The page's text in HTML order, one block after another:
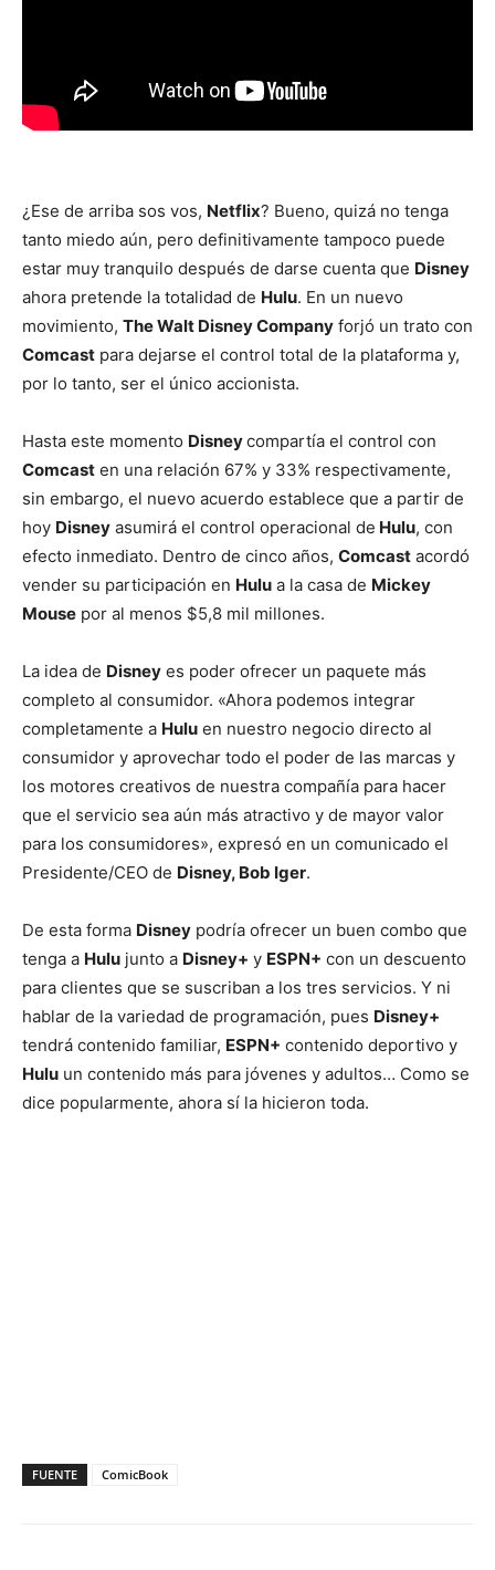
¿Ese de arriba sos vos, Netflix? Bueno, quizá no tenga
tanto miedo aún, pero definitivamente tampoco puede
estar muy tranquilo después de darse cuenta que Disney
ahora pretende la totalidad de Hulu. En un nuevo
movimiento, The Walt Disney Company forjó un trato con
Comcast para dejarse el control total de la plataforma y,
por lo tanto, ser el único accionista.
Hasta este momento Disneycompartía el control con
Comcast en una relación 67% y 33% respectivamente,
sin embargo, el nuevo acuerdo establece que a partir de
hoy Disney asumirá el control operacional de Hulu, con
efecto inmediato. Dentro de cinco años, Comcast acordó
vender su participación en Hulu a la casa de Mickey
Mouse por al menos $5,8 mil millones.
La idea de Disney es poder ofrecer un paquete más
completo al consumidor. «Ahora podemos integrar
completamente a Hulu en nuestro negocio directo al
consumidor y aprovechar todo el poder de las marcas y
los motores creativos de nuestra compañía para hacer
que el servicio sea aún más atractivo y de mayor valor
para los consumidores», expresó en un comunicado el
Presidente/CEO de Disney, Bob Iger.
De esta forma Disney podría ofrecer un buen combo que
tenga a Hulu junto a Disney+ y ESPN+ con un descuento
para clientes que se suscriban a los tres servicios. Y ni
hablar de la variedad de programación, pues Disney+
tendrá contenido familiar, ESPN+ contenido deportivo y
Hulu un contenido más para jóvenes y adultos… Como se
dice popularmente, ahora sí la hicieron toda.
FUENTE ComicBook